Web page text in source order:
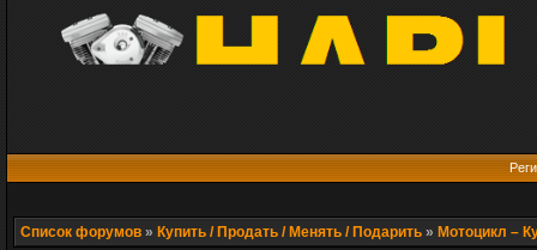
Список форумов » Купить / Продать / Менять / Подарить » Мотоцикл –